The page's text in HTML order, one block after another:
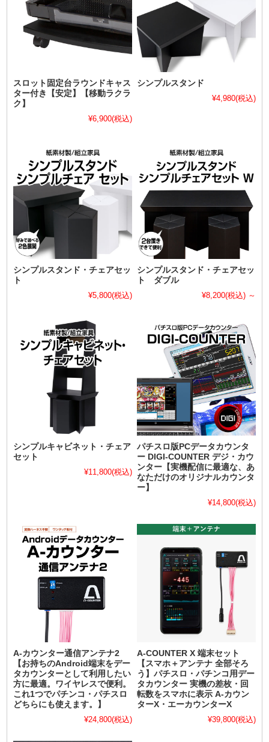
スロット固定台ラウンドキャス
ター付き【安定】【移動ラクラ
ク】
¥6,900(税込)
シンプルスタンド
¥4,980(税込)
シンプルスタンド・チェアセッ
ト
¥5,800(税込)
シンプルスタンド・チェアセッ
ト ダブル
¥8,200(税込) ～
シンプルキャビネット・チェア
セット
¥11,800(税込)
パチスロ版PCデータカウンタ
ー DIGI-COUNTER デジ・カウ
ンター【実機配信に最適な、あ
なただけのオリジナルカウンタ
ー】
¥14,800(税込)
A-カウンター通信アンテナ2
【お持ちのAndroid端末をデー
タカウンターとして利用したい
方に最適。ワイヤレスで便利。
これ1つでパチンコ・パチスロ
どちらにも使えます。】
¥24,800(税込)
A-COUNTER X 端末セット
【スマホ＋アンテナ 全部そろ
う】パチスロ・パチンコ用デー
タカウンター 実機の差枚・回
転数をスマホに表示 A-カウン
ターX・エーカウンターX
¥39,800(税込)